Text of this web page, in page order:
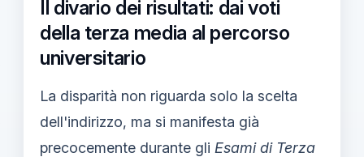
Il divario dei risultati: dai voti
della terza media al percorso
universitario
La disparità non riguarda solo la scelta
dell'indirizzo, ma si manifesta già
precocemente durante gli Esami di Terza